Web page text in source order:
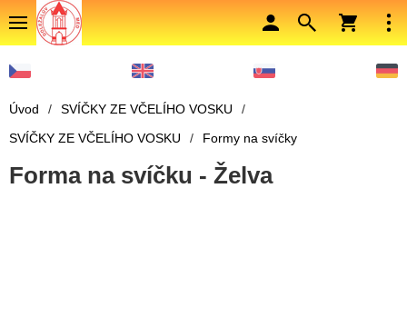
Úvod / SVÍČKY ZE VČELÍHO VOSKU
/
SVÍČKY ZE VČELÍHO VOSKU
/ Formy na svíčky
Forma na svíčku - Želva